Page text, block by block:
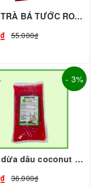
HỒNG TRÀ BÁ TƯỚC ROYAL (gói 500g)
55.000₫
- 3%
Thạch dừa dâu coconut 1kg I Nguyên Liệu Pha Chế - Tobee Food
36.000₫